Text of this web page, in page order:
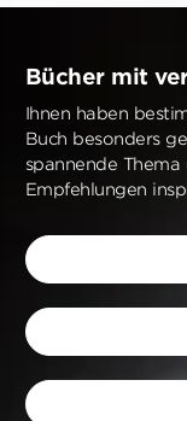
Bücher mit
Ihnen haben
Buch besonders
spannende Thema
Empfehlungen